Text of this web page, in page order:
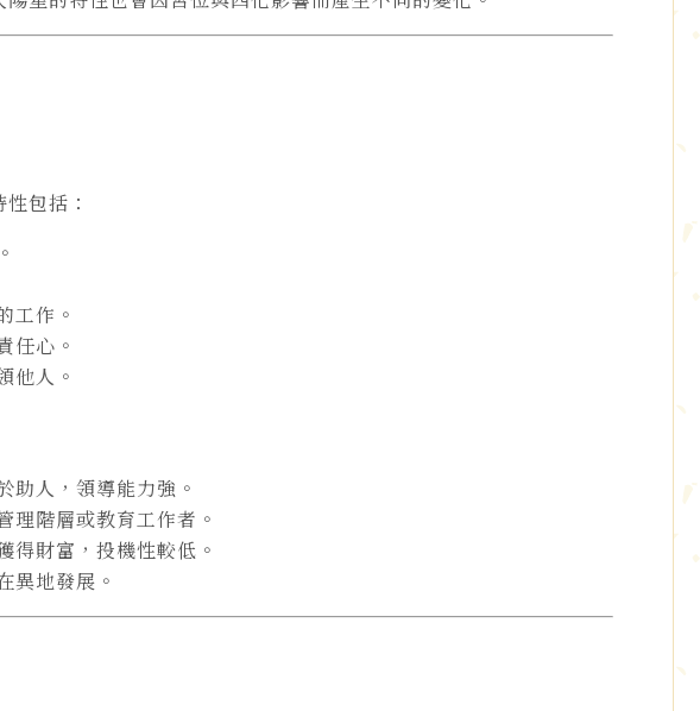
包括：
工作。
任心。
他人。
助人，領導能力強。
理階層或教育工作者。
得財富，投機性較低。
異地發展。